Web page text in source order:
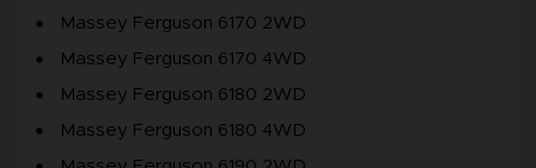
Massey Ferguson 6170 2WD
Massey Ferguson 6170 4WD
Massey Ferguson 6180 2WD
Massey Ferguson 6180 4WD